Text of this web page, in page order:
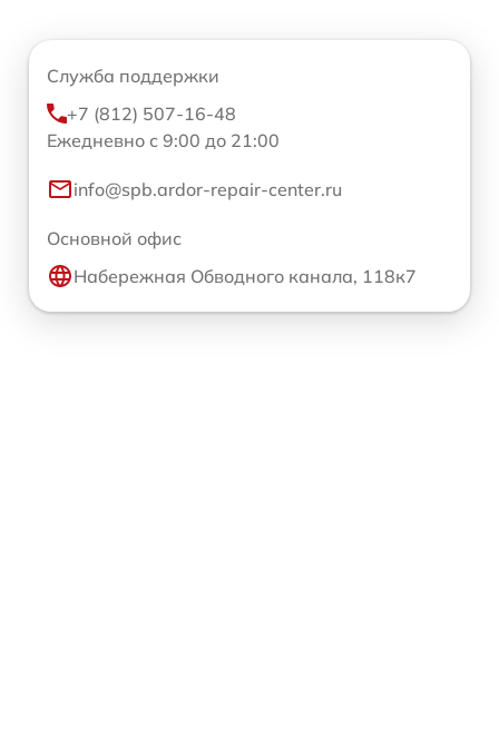
Служба поддержки
+7 (812) 507-16-48
Ежедневно с 9:00 до 21:00
info@spb.ardor-repair-center.ru
Основной офис
Набережная Обводного канала, 118к7